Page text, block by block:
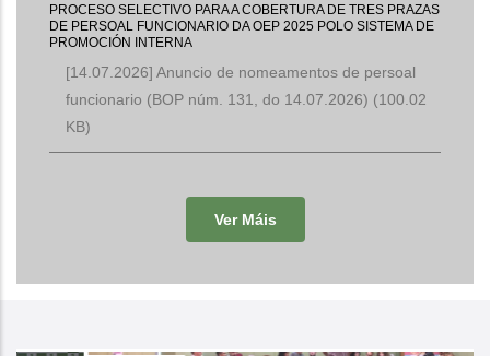
PROCESO SELECTIVO PARA A COBERTURA DE TRES PRAZAS
DE PERSOAL FUNCIONARIO DA OEP 2025 POLO SISTEMA DE
PROMOCIÓN INTERNA
[14.07.2026] Anuncio de nomeamentos de persoal
funcionario (BOP núm. 131, do 14.07.2026) (100.02
KB)
Ver Máis